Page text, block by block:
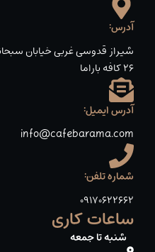
آدرس:
شیراز قدوسی غربی خیابان
۲۶ کافه باراما
آدرس ایمیل:
info@cafebarama.com
شماره تلفن:
09170622662
ساعات کاری
شنبه تا جمعه